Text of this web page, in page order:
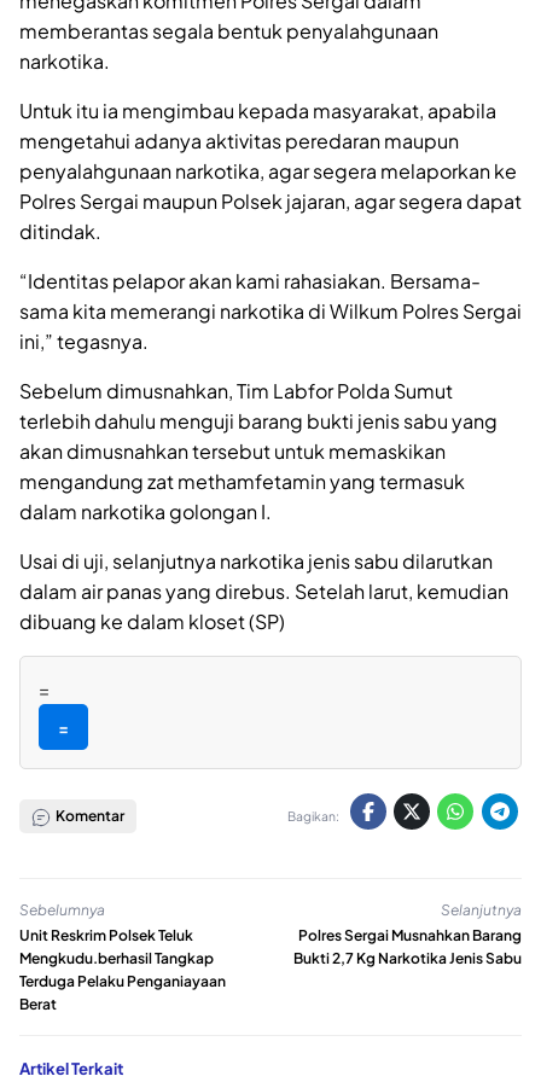
memberantas segala bentuk penyalahgunaan
narkotika.
Untuk itu ia mengimbau kepada masyarakat, apabila
mengetahui adanya aktivitas peredaran maupun
penyalahgunaan narkotika, agar segera melaporkan ke
Polres Sergai maupun Polsek jajaran, agar segera dapat
ditindak.
“Identitas pelapor akan kami rahasiakan. Bersama-
sama kita memerangi narkotika di Wilkum Polres Sergai
ini,” tegasnya.
Sebelum dimusnahkan, Tim Labfor Polda Sumut
terlebih dahulu menguji barang bukti jenis sabu yang
akan dimusnahkan tersebut untuk memaskikan
mengandung zat methamfetamin yang termasuk
dalam narkotika golongan I.
Usai di uji, selanjutnya narkotika jenis sabu dilarutkan
dalam air panas yang direbus. Setelah larut, kemudian
dibuang ke dalam kloset (SP)
=
=
Komentar Bagikan:
Sebelumnya
Unit Reskrim Polsek Teluk
Mengkudu.berhasil Tangkap
Terduga Pelaku Penganiayaan
Berat
Selanjutnya
Polres Sergai Musnahkan Barang
Bukti 2,7 Kg Narkotika Jenis Sabu
Artikel Terkait